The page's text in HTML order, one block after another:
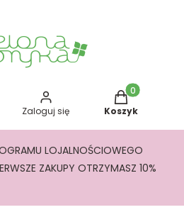
wyszukiwarkę
Zaloguj się
Produkty w
Koszyk
LOJALNOŚCIOWEGO
ZAKUPY OTRZYMASZ 10%